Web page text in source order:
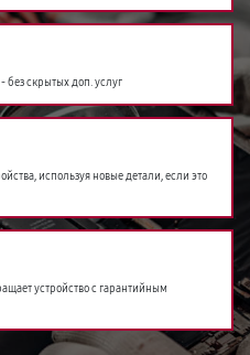
скрытых доп. услуг
используя новые детали, если это
устройство с гарантийным